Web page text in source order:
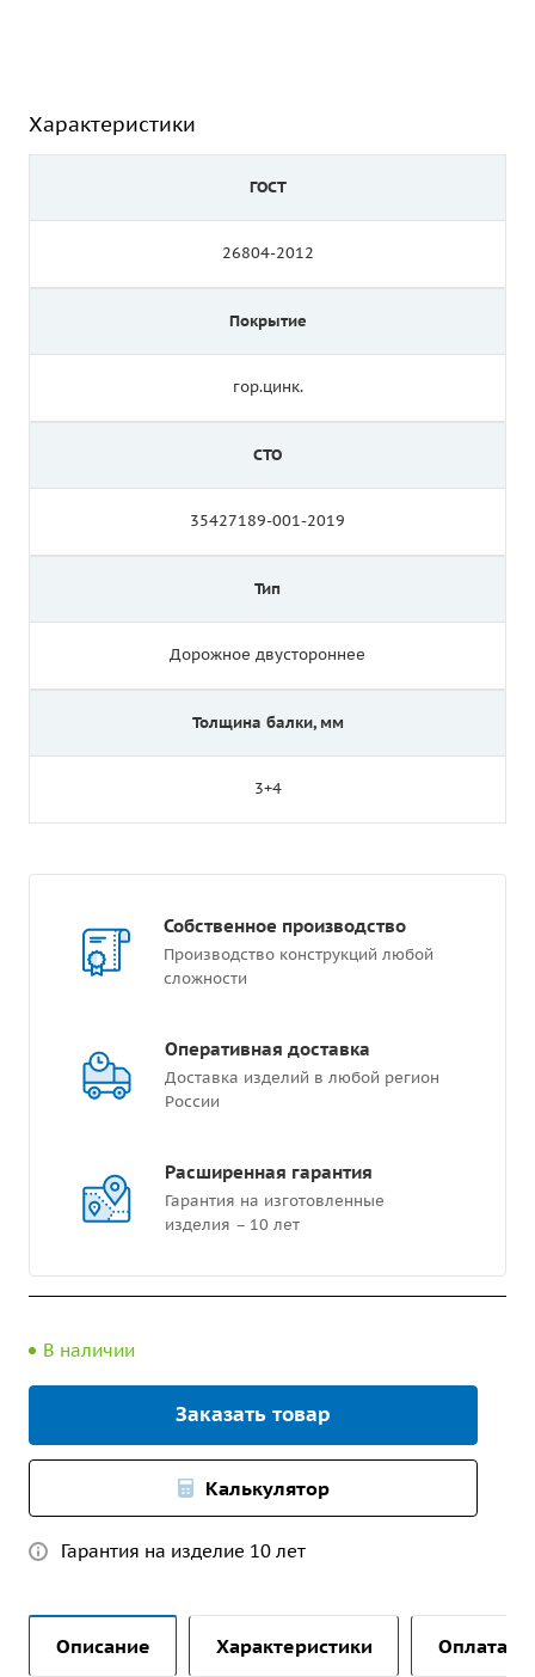
Характеристики
ГОСТ
26804-2012
Покрытие
гор.цинк.
СТО
35427189-001-2019
Тип
Дорожное двустороннее
Толщина балки, мм
3+4
Собственное производство
Производство конструкций любой
сложности
Оперативная доставка
Доставка изделий в любой регион
России
Расширенная гарантия
Гарантия на изготовленные
изделия – 10 лет
В наличии
Заказать товар
Калькулятор
Гарантия на изделие 10 лет
Описание Характеристики Оплата и